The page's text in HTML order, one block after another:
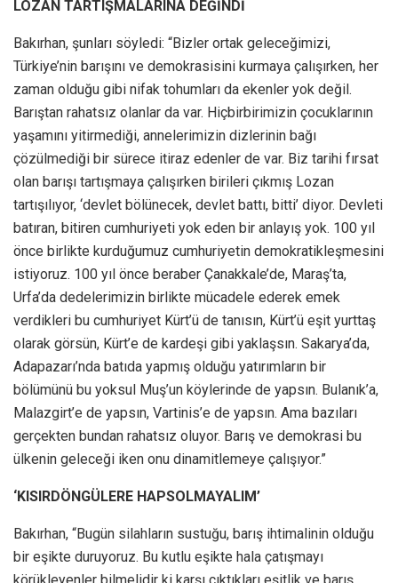
LOZAN TARTIŞMALARINA DEĞİNDİ
Bakırhan, şunları söyledi: “Bizler ortak geleceğimizi,
Türkiye’nin barışını ve demokrasisini kurmaya çalışırken, her
zaman olduğu gibi nifak tohumları da ekenler yok değil.
Barıştan rahatsız olanlar da var. Hiçbirbirimizin çocuklarının
yaşamını yitirmediği, annelerimizin dizlerinin bağı
çözülmediği bir sürece itiraz edenler de var. Biz tarihi fırsat
olan barışı tartışmaya çalışırken birileri çıkmış Lozan
tartışılıyor, ‘devlet bölünecek, devlet battı, bitti’ diyor. Devleti
batıran, bitiren cumhuriyeti yok eden bir anlayış yok. 100 yıl
önce birlikte kurduğumuz cumhuriyetin demokratikleşmesini
istiyoruz. 100 yıl önce beraber Çanakkale’de, Maraş’ta,
Urfa’da dedelerimizin birlikte mücadele ederek emek
verdikleri bu cumhuriyet Kürt’ü de tanısın, Kürt’ü eşit yurttaş
olarak görsün, Kürt’e de kardeşi gibi yaklaşsın. Sakarya’da,
Adapazarı’nda batıda yapmış olduğu yatırımların bir
bölümünü bu yoksul Muş’un köylerinde de yapsın. Bulanık’a,
Malazgirt’e de yapsın, Vartinis’e de yapsın. Ama bazıları
gerçekten bundan rahatsız oluyor. Barış ve demokrasi bu
ülkenin geleceği iken onu dinamitlemeye çalışıyor.”
‘KISIRDÖNGÜLERE HAPSOLMAYALIM’
Bakırhan, “Bugün silahların sustuğu, barış ihtimalinin olduğu
bir eşikte duruyoruz. Bu kutlu eşikte hala çatışmayı